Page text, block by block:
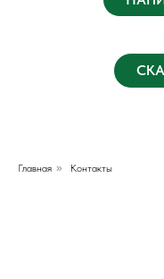
Главная » Контакты